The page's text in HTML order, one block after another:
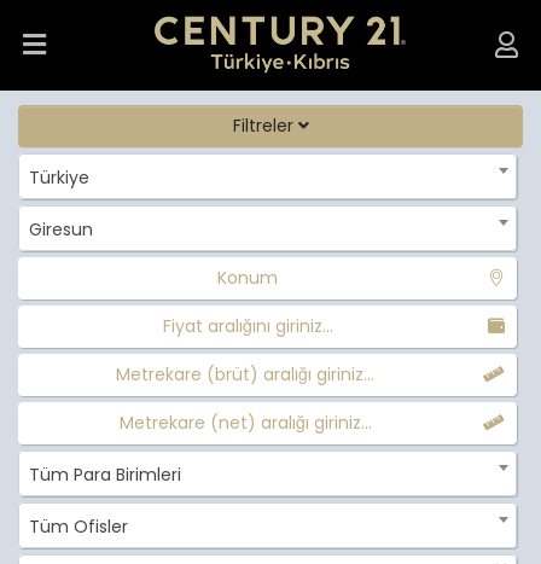
Filtreler
Türkiye
Giresun
Konum
Fiyat aralığını giriniz...
Metrekare (brüt) aralığı giriniz...
Metrekare (net) aralığı giriniz...
Tüm Para Birimleri
Tüm Ofisler